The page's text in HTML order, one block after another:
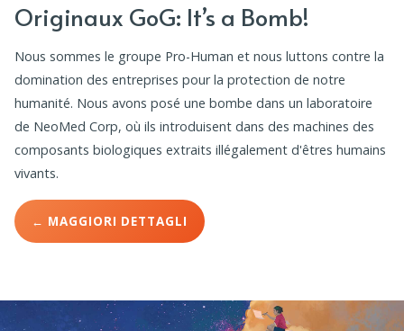
Originaux GoG: It’s a Bomb!
Nous sommes le groupe Pro-Human et nous luttons contre la
domination des entreprises pour la protection de notre
humanité. Nous avons posé une bombe dans un laboratoire
de NeoMed Corp, où ils introduisent dans des machines des
composants biologiques extraits illégalement d'êtres humains
vivants.
← MAGGIORI DETTAGLI